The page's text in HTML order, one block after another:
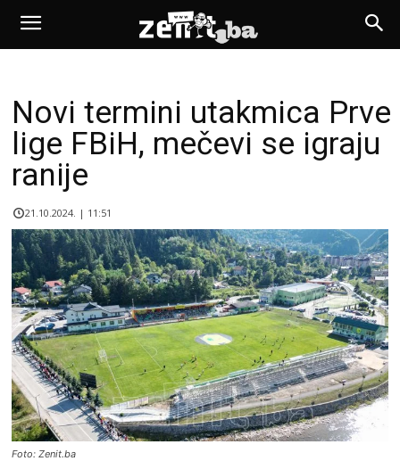
Novi termini utakmica Prve
lige FBiH, mečevi se igraju
ranije
21.10.2024. | 11:51
Foto: Zenit.ba